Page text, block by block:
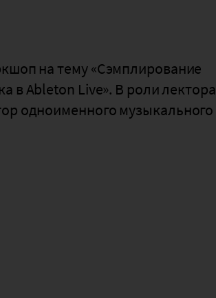
на тему «Сэмплирование
в Ableton Live». В роли лектора
одноименного музыкального